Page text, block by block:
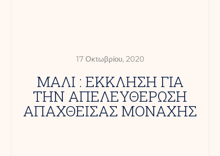
17 Οκτωβρίου, 2020
ΜΑΛΙ : ΕΚΚΛΗΣΗ ΓΙΑ
ΤΗΝ ΑΠΕΛΕΥΘΕΡΩΣΗ
ΑΠΑΧΘΕΙΣΑΣ ΜΟΝΑΧΗΣ